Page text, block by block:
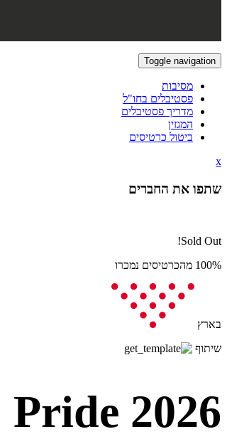
Toggle navigation
מסיבות
פסטיבלים בחו"ל
מדריך פסטיבלים
המגזין
ביטול כרטיסים
x
שתפו את החברים
Sold Out!
100% מהכרטיסים נמכרו
בארץ
שיתוף
2026